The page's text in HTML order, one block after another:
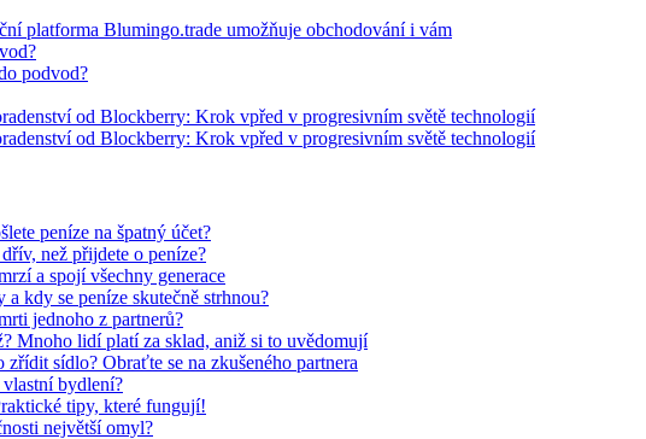
platforma Blumingo.trade umožňuje obchodování i vám
podvod?
od Blockberry: Krok vpřed v progresivním světě technologií
od Blockberry: Krok vpřed v progresivním světě technologií
peníze na špatný účet?
než přijdete o peníze?
a spojí všechny generace
a kdy se peníze skutečně strhnou?
jednoho z partnerů?
Mnoho lidí platí za sklad, aniž si to uvědomují
sídlo? Obraťte se na zkušeného partnera
bydlení?
tipy, které fungují!
největší omyl?